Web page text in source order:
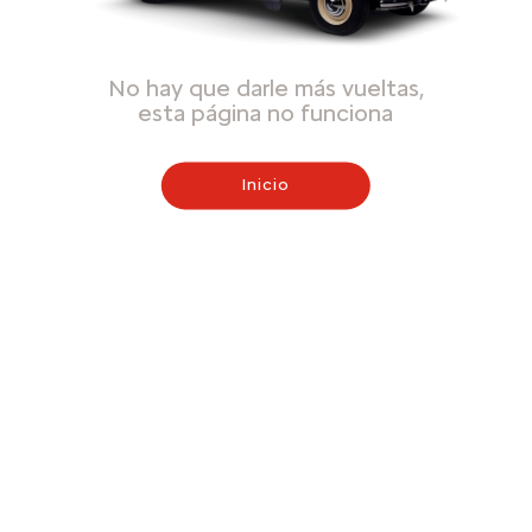
No hay que darle más vueltas,
esta página no funciona
Inicio